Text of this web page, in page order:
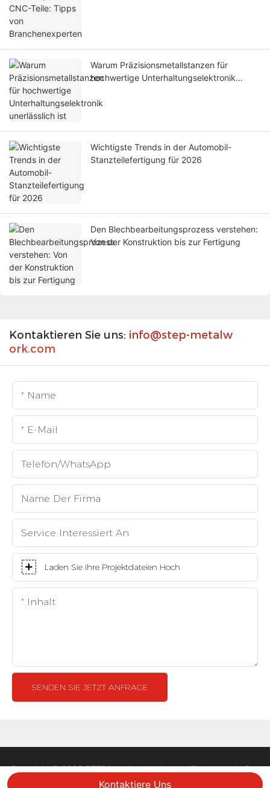
Warum Präzisionsmetallstanzen für
hochwertige Unterhaltungselektronik
Wichtigste Trends in der Automobil-
Stanzteilefertigung für 2026
Den Blechbearbeitungsprozess verstehen:
Von der Konstruktion bis zur Fertigung
Kontaktieren Sie uns: info@step-metalw
ork.com
Name
E-Mail
Telefon/WhatsApp
Name Der Firma
Service Interessiert An
Laden Sie Ihre Projektdateien Hoch
Inhalt
SENDEN SIE JETZT ANFRAGE
Copyright © 2026 STEP Metall- und Kunststofftechnologie Co.,
Sitemap Datenschutzrichtlinie
Kontaktiere Uns